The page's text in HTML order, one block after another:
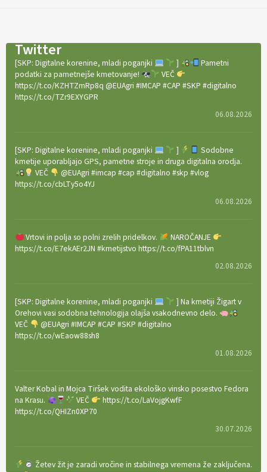
Twitter
[SKP: Digitalne korenine, mladi poganjki ]
Pametni
podatki za pametnejše kmetovanje!
VEČ
https://t.co/KZHTZmRp8q @EUAgri #IMCAP #CAP #SKP #digitalno
https://t.co/TZr9EXYGPR
06.08.2026
[SKP: Digitalne korenine, mladi poganjki ]
Sodobne
kmetije uporabljajo GPS, pametne stroje in druga digitalna orodja.
VEČ
@EUAgri #imcap #cap #digitalno #skp #vlog
https://t.co/cbLTy5o4YJ
06.08.2026
Vrtovi in polja so polni zrelih pridelkov.
NAROČANJE
https://t.co/E7ekAEr2JN #kmetijstvo https://t.co/fPA11tblvn
02.08.2026
[SKP: Digitalne korenine, mladi poganjki
] Na kmetiji Žigart v
Orehovi vasi sodobna tehnologija olajša vsakodnevno delo.
VEČ
@EUAgri #IMCAP #CAP #SKP #digitalno
https://t.co/wEaow88sh8
01.08.2026
Valter Kobal in Mojca Tiršek vodita ekološko vinsko posestvo Fedora
na Krasu.
VEČ
https://t.co/LaVojgKwfF
https://t.co/QHIZn0XP70
30.07.2026
Žetev žit je zaradi vročine in stabilnega vremena že zaključena.